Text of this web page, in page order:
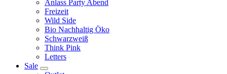
Anlass Party Abend
Freizeit
Wild Side
Bio Nachhaltig Öko
Schwarzweiß
Think Pink
Letters
Sale